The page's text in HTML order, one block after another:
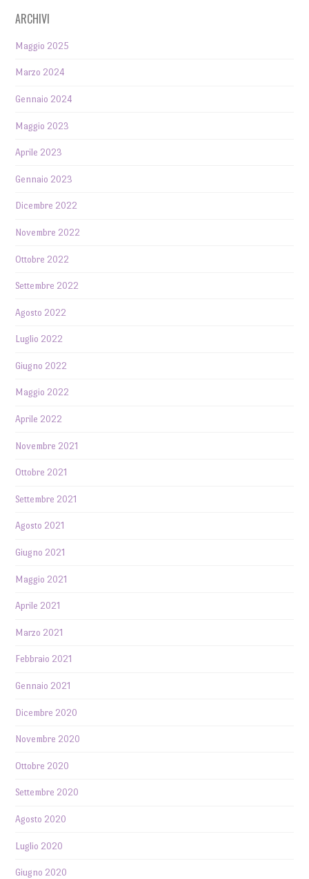
ARCHIVI
Maggio 2025
Marzo 2024
Gennaio 2024
Maggio 2023
Aprile 2023
Gennaio 2023
Dicembre 2022
Novembre 2022
Ottobre 2022
Settembre 2022
Agosto 2022
Luglio 2022
Giugno 2022
Maggio 2022
Aprile 2022
Novembre 2021
Ottobre 2021
Settembre 2021
Agosto 2021
Giugno 2021
Maggio 2021
Aprile 2021
Marzo 2021
Febbraio 2021
Gennaio 2021
Dicembre 2020
Novembre 2020
Ottobre 2020
Settembre 2020
Agosto 2020
Luglio 2020
Giugno 2020